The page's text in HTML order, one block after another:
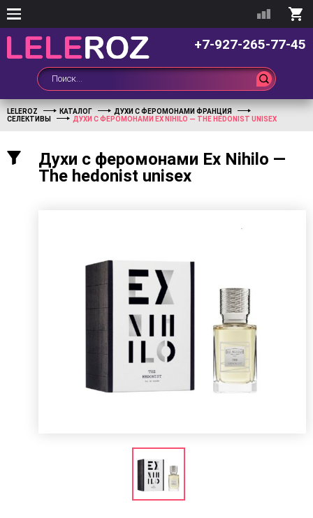
+7-927-265-77-45
LELEROZ КАТАЛОГ
ДУХИ С ФЕРОМОНАМИ ФРАНЦИЯ
СЕЛЕКТИВЫ
ДУХИ С ФЕРОМОНАМИ EX NIHILO — THE HEDONIST UNISEX
Духи с феромонами Ex Nihilo —
The hedonist unisex